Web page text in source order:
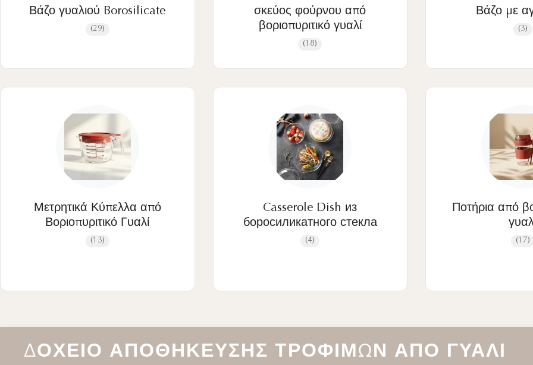
Βάζο γυαλιού Borosilicate
(29)
σκεύος φούρνου από
βοριοπυριτικό γυαλί
(18)
Βάζο με
(3)
Μετρητικά Κύπελλα από
Βοριοπυριτικό Γυαλί
(13)
Casserole Dish из
боросиликатного стекла
(4)
Ποτήρια από
(17)
ΔΟΧΕΊΟ ΑΠΟΘΉΚΕΥΣΗΣ ΤΡΟΦΊΜΩΝ ΑΠΌ ΓΥΑΛΊ